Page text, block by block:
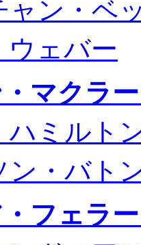
ャン・ベ
ウェバー
マクラ
ハミルト
ン・バト
フェラ